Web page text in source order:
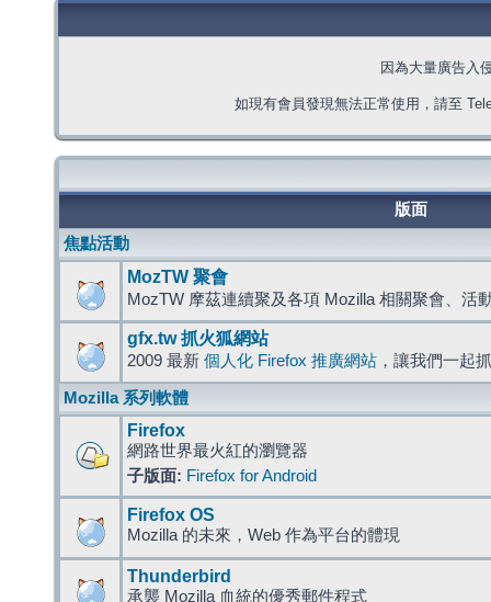
因為大量廣告入
如現有會員發現無法正常使用，請至
版面
焦點活動
MozTW 聚會
MozTW 摩茲連續聚及各項 Mozilla 相關聚會、活
gfx.tw 抓火狐網站
2009 最新 個人化 Firefox 推廣網站 ，讓我們一起
Mozilla 系列軟體
Firefox
網路世界最火紅的瀏覽器
子版面: Firefox for Android
Firefox OS
Mozilla 的未來，Web 作為平台的體現
Thunderbird
承襲 Mozilla 血統的優秀郵件程式